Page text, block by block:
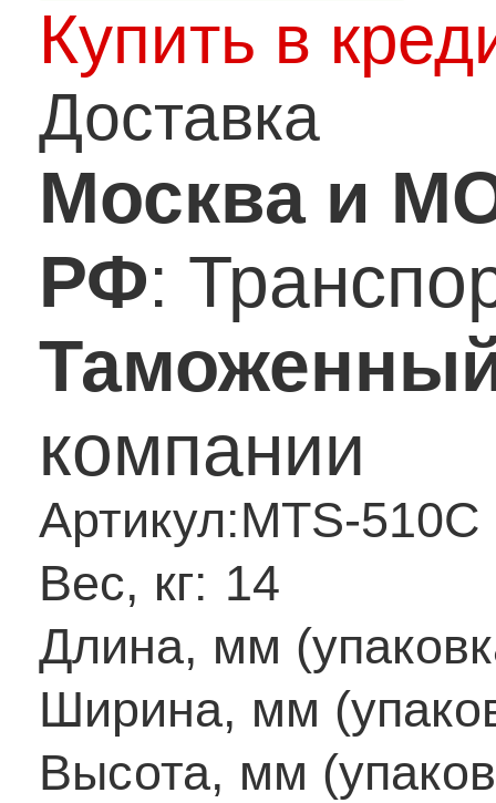
Купить в
Доставка
Москва и
РФ:
компании
Артикул:MTS-510C
Вес, кг: 14
Длина, мм
Ширина, мм
Высота, мм